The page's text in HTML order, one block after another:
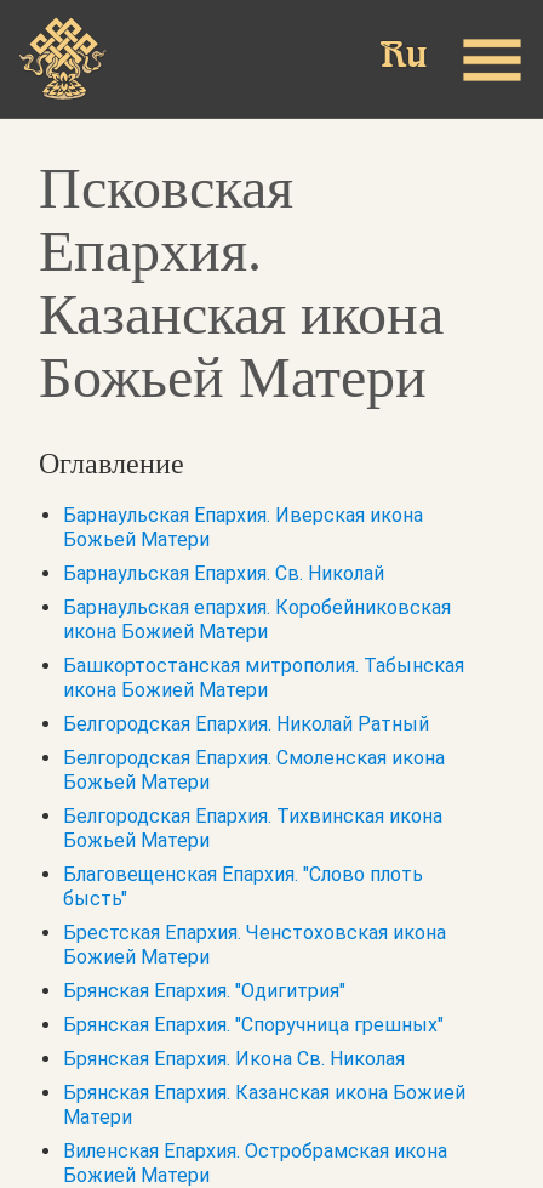
main
content
Псковская
Епархия.
Казанская икона
Божьей Матери
Оглавление
Барнаульская Епархия. Иверская икона
Божьей Матери
Барнаульская Епархия. Св. Николай
Барнаульская епархия. Коробейниковская
икона Божией Матери
Башкортостанская митрополия. Табынская
икона Божией Матери
Белгородская Епархия. Николай Ратный
Белгородская Епархия. Смоленская икона
Божьей Матери
Белгородская Епархия. Тихвинская икона
Божьей Матери
Благовещенская Епархия. "Слово плоть
бысть"
Брестская Епархия. Ченстоховская икона
Божией Матери
Брянская Епархия. "Одигитрия"
Брянская Епархия. "Споручница грешных"
Брянская Епархия. Икона Св. Николая
Брянская Епархия. Казанская икона Божией
Матери
Виленская Епархия. Остробрамская икона
Божией Матери